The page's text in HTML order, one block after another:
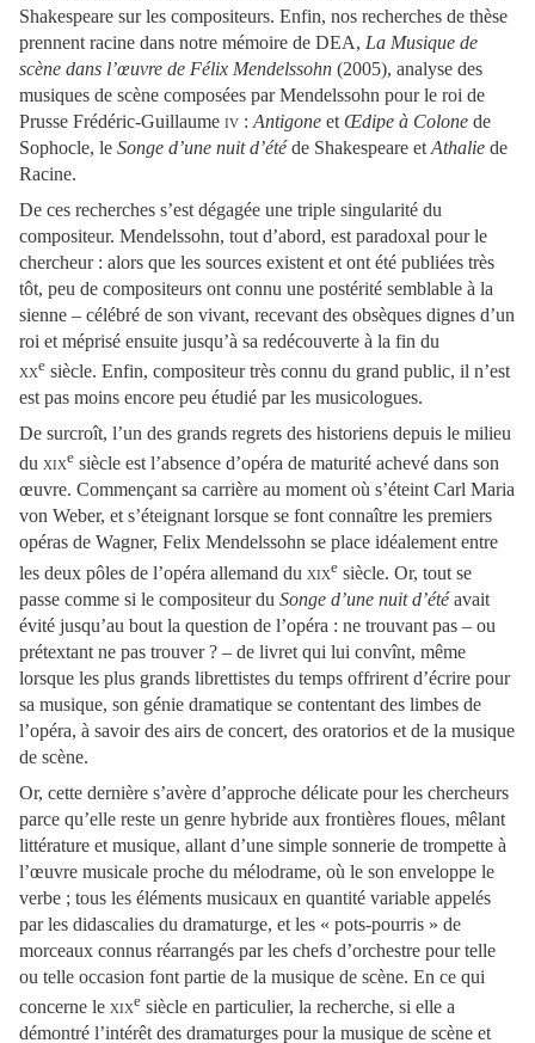
Shakespeare sur les compositeurs. Enfin, nos recherches de thèse
prennent racine dans notre mémoire de DEA, La Musique de
scène dans l’œuvre de Félix Mendelssohn (2005), analyse des
musiques de scène composées par Mendelssohn pour le roi de
Prusse Frédéric-Guillaume iv : Antigone et Œdipe à Colone de
Sophocle, le Songe d’une nuit d’étéde Shakespeare et Athalie de
Racine.
De ces recherches s’est dégagée une triple singularité du
compositeur. Mendelssohn, tout d’abord, est paradoxal pour le
chercheur : alors que les sources existent et ont été publiées très
tôt, peu de compositeurs ont connu une postérité semblable à la
sienne – célébré de son vivant, recevant des obsèques dignes d’un
roi et méprisé ensuite jusqu’à sa redécouverte à la fin du
xxe siècle. Enfin, compositeur très connu du grand public, il n’est
est pas moins encore peu étudié par les musicologues.
De surcroît, l’un des grands regrets des historiens depuis le milieu
du xixe siècle est l’absence d’opéra de maturité achevé dans son
œuvre. Commençant sa carrière au moment où s’éteint Carl Maria
von Weber, et s’éteignant lorsque se font connaître les premiers
opéras de Wagner, Felix Mendelssohn se place idéalement entre
les deux pôles de l’opéra allemand du xixe siècle. Or, tout se
passe comme si le compositeur du Songe d’une nuit d’étéavait
évité jusqu’au bout la question de l’opéra : ne trouvant pas – ou
prétextant ne pas trouver ? – de livret qui lui convînt, même
lorsque les plus grands librettistes du temps offrirent d’écrire pour
sa musique, son génie dramatique se contentant des limbes de
l’opéra, à savoir des airs de concert, des oratorios et de la musique
de scène.
Or, cette dernière s’avère d’approche délicate pour les chercheurs
parce qu’elle reste un genre hybride aux frontières floues, mêlant
littérature et musique, allant d’une simple sonnerie de trompette à
l’œuvre musicale proche du mélodrame, où le son enveloppe le
verbe ; tous les éléments musicaux en quantité variable appelés
par les didascalies du dramaturge, et les « pots-pourris » de
morceaux connus réarrangés par les chefs d’orchestre pour telle
ou telle occasion font partie de la musique de scène. En ce qui
concerne le xixe siècle en particulier, la recherche, si elle a
démontré l’intérêt des dramaturges pour la musique de scène et